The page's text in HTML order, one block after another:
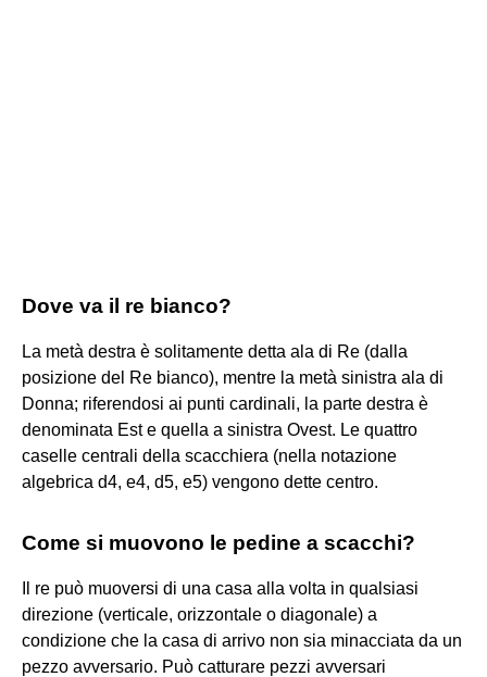
Dove va il re bianco?
La metà destra è solitamente detta ala di Re (dalla
posizione del Re bianco), mentre la metà sinistra ala di
Donna; riferendosi ai punti cardinali, la parte destra è
denominata Est e quella a sinistra Ovest. Le quattro
caselle centrali della scacchiera (nella notazione
algebrica d4, e4, d5, e5) vengono dette centro.
Come si muovono le pedine a scacchi?
Il re può muoversi di una casa alla volta in qualsiasi
direzione (verticale, orizzontale o diagonale) a
condizione che la casa di arrivo non sia minacciata da un
pezzo avversario. Può catturare pezzi avversari